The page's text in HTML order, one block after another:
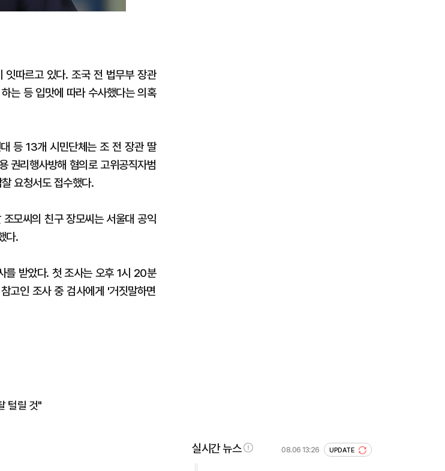
잇따르고 있다. 조국 전 법무부 장관
는 등 입맛에 따라 수사했다는 의혹
등 13개 시민단체는 조 전 장관 딸
권리행사방해 혐의로 고위공직자범
요청서도 접수했다.
모씨의 친구 장모씨는 서울대 공익
다.
받았다. 첫 조사는 오후 1시 20분
고인 조사 중 검사에게 '거짓말하면
털릴 것"
실시간 뉴스 08.06 13:26 UPDATE